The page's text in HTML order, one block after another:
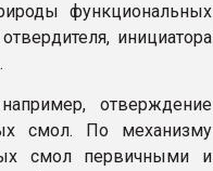
функциональных
инициатора
отверждение
смол. По механизму
смол первичными и